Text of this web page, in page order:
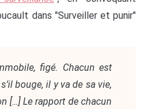
dans "Surveiller et punir"
figé. Chacun est
bouge, il y va de sa vie,
[…] Le rapport de chacun